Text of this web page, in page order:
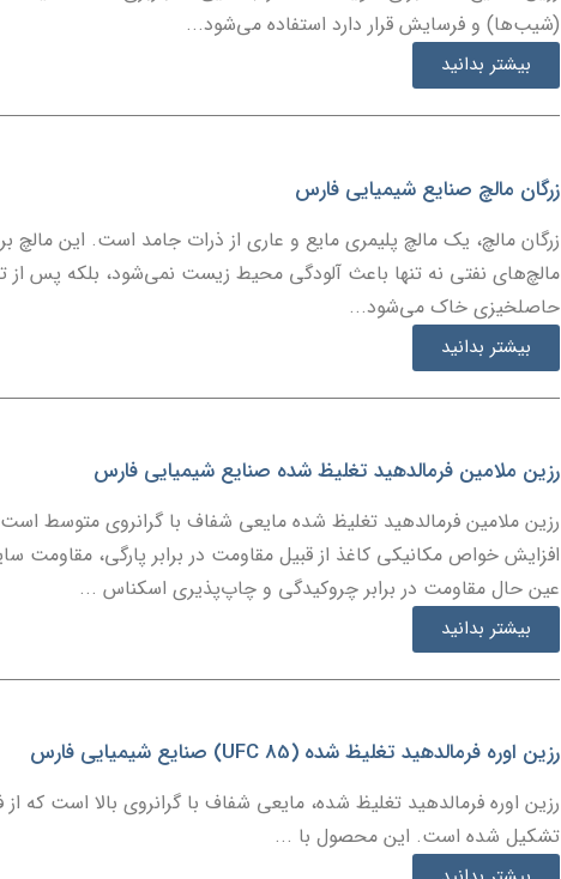
(شیب‌ها) و فرسایش قرار دارد استفاده می‌شود...
بیشتر بدانید
زرگان مالچ صنایع شیمیایی فارس
زرگان مالچ، یک مالچ پلیمری مایع و عاری از ذرات جامد است. این مالچ
مالچ‌های نفتی نه تنها باعث آلودگی محیط زیست نمی‌شود، بلکه پس از
حاصلخیزی خاک می‌شود...
بیشتر بدانید
رزین ملامین فرمالدهید تغلیظ شده صنایع شیمیایی فارس
رزین ملامین فرمالدهید تغلیظ شده مایعی شفاف با گرانروی متوسط
افزایش خواص مکانیکی کاغذ از قبیل مقاومت در برابر پارگی،
عین حال مقاومت در برابر چروکیدگی و چاپ‌پذیری اسکناس ...
بیشتر بدانید
رزین اوره فرمالدهید تغلیظ شده (UFC 85) صنایع شیمیایی فارس
رزین اوره فرمالدهید تغلیظ شده، مایعی شفاف با گرانروی بالا است که
تشکیل شده است. این محصول با ...